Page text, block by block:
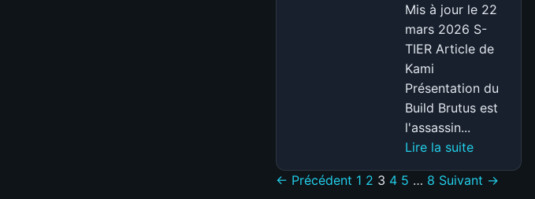
Mis à jour le 22
mars 2026 S-
TIER Article de
Kami
Présentation du
Build Brutus est
l'assassin...
Lire la suite:
TIER
← Précédent 1 2 3 4 5 … 8 Suivant →